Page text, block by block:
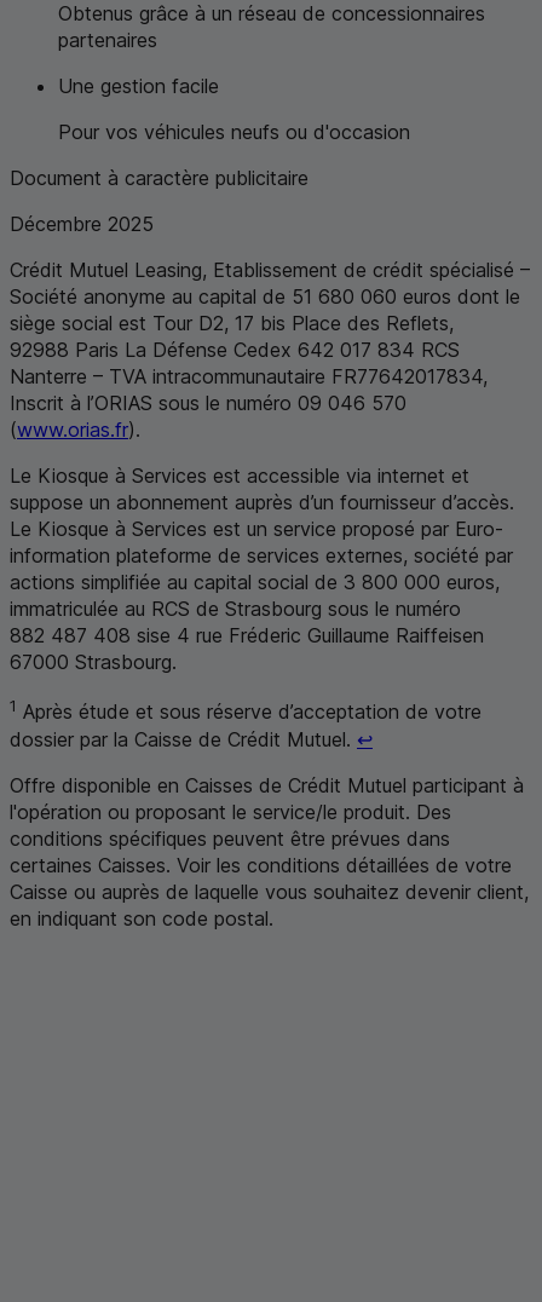
Obtenus grâce à un réseau de concessionnaires
partenaires
Une gestion facile
Pour vos véhicules neufs ou d'occasion
Document à caractère publicitaire
Décembre 2025
Crédit Mutuel Leasing, Etablissement de crédit spécialisé –
Société anonyme au capital de 51 680 060 euros dont le
siège social est Tour D2, 17 bis Place des Reflets,
92988 Paris La Défense Cedex 642 017 834 RCS
Nanterre – TVA intracommunautaire FR77642017834,
Inscrit à l’ORIAS sous le numéro 09 046 570
(www.orias.fr).
Le Kiosque à Services est accessible via internet et
suppose un abonnement auprès d’un fournisseur d’accès.
Le Kiosque à Services est un service proposé par Euro-
information plateforme de services externes, société par
actions simplifiée au capital social de 3 800 000 euros,
immatriculée au RCS de Strasbourg sous le numéro
882 487 408 sise 4 rue Fréderic Guillaume Raiffeisen
67000 Strasbourg.
1 Après étude et sous réserve d’acceptation de votre
dossier par la Caisse de Crédit Mutuel. ↩Retour au renvoi 1
Offre disponible en Caisses de Crédit Mutuel participant à
l'opération ou proposant le service/le produit. Des
conditions spécifiques peuvent être prévues dans
certaines Caisses. Voir les conditions détaillées de votre
Caisse ou auprès de laquelle vous souhaitez devenir client,
en indiquant son code postal.